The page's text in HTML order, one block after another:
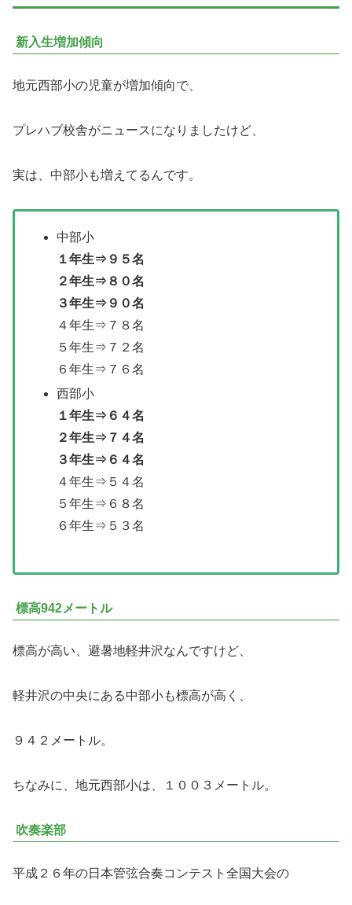
新入生増加傾向
地元西部小の児童が増加傾向で、
プレハブ校舎がニュースになりましたけど、
実は、中部小も増えてるんです。
中部小
１年生⇒９５名
２年生⇒８０名
３年生⇒９０名
４年生⇒７８名
５年生⇒７２名
６年生⇒７６名
西部小
１年生⇒６４名
２年生⇒７４名
３年生⇒６４名
４年生⇒５４名
５年生⇒６８名
６年生⇒５３名
標高942メートル
標高が高い、避暑地軽井沢なんですけど、
軽井沢の中央にある中部小も標高が高く、
９４２メートル。
ちなみに、地元西部小は、１００３メートル。
吹奏楽部
平成２６年の日本管弦合奏コンテスト全国大会の